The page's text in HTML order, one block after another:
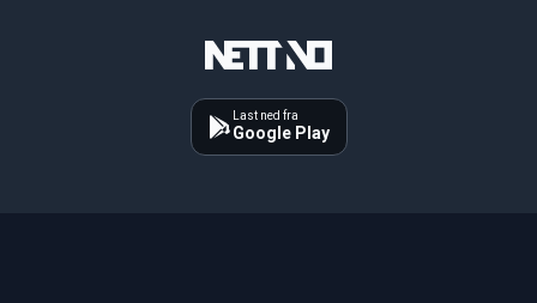
Last ned fra
Google Play